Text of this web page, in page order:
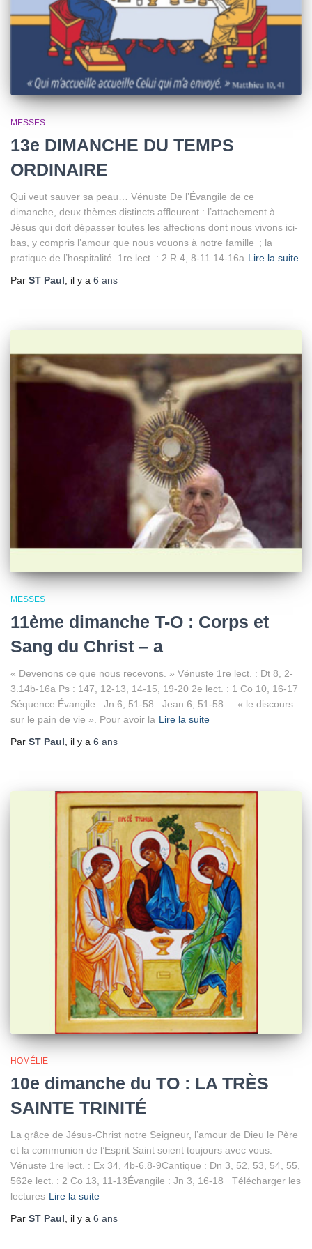
MESSES
13e DIMANCHE DU TEMPS
ORDINAIRE
Qui veut sauver sa peau… Vénuste De l’Évangile de ce
dimanche, deux thèmes distincts affleurent : l’attachement à
Jésus qui doit dépasser toutes les affections dont nous vivons ici-
bas, y compris l’amour que nous vouons à notre famille ; la
pratique de l’hospitalité. 1re lect. : 2 R 4, 8-11.14-16a Lire la suite
Par ST Paul , il y a 6 ans
MESSES
11ème dimanche T-O : Corps et
Sang du Christ – a
« Devenons ce que nous recevons. » Vénuste 1re lect. : Dt 8, 2-
3.14b-16a Ps : 147, 12-13, 14-15, 19-20 2e lect. : 1 Co 10, 16-17
Séquence Évangile : Jn 6, 51-58 Jean 6, 51-58 : : « le discours
sur le pain de vie ». Pour avoir la Lire la suite
Par ST Paul , il y a 6 ans
HOMÉLIE
10e dimanche du TO : LA TRÈS
SAINTE TRINITÉ
La grâce de Jésus-Christ notre Seigneur, l’amour de Dieu le Père
et la communion de l’Esprit Saint soient toujours avec vous.
Vénuste 1re lect. : Ex 34, 4b-6.8-9Cantique : Dn 3, 52, 53, 54, 55,
562e lect. : 2 Co 13, 11-13Évangile : Jn 3, 16-18 Télécharger les
lectures Lire la suite
Par ST Paul, il y a 6 ans